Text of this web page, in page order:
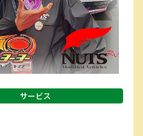
サービス